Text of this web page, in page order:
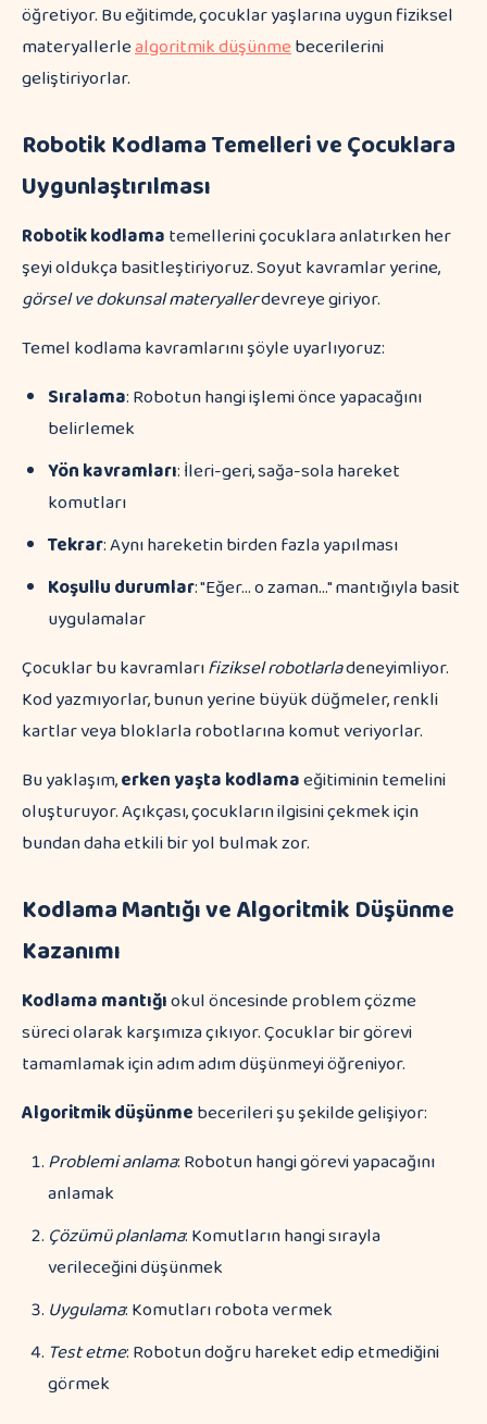
öğretiyor. Bu eğitimde, çocuklar yaşlarına uygun fiziksel
materyallerlealgoritmik düşünmebecerilerini
geliştiriyorlar.
Robotik Kodlama Temelleri ve Çocuklara
Uygunlaştırılması
Robotik kodlamatemellerini çocuklara anlatırken her
şeyi oldukça basitleştiriyoruz. Soyut kavramlar yerine,
görsel ve dokunsal materyallerdevreye giriyor.
Temel kodlama kavramlarını şöyle uyarlıyoruz:
Sıralama: Robotun hangi işlemi önce yapacağını
belirlemek
Yön kavramları: İleri-geri, sağa-sola hareket
komutları
Tekrar: Aynı hareketin birden fazla yapılması
Koşullu durumlar: "Eğer... o zaman..." mantığıyla basit
uygulamalar
Çocuklar bu kavramlarıfiziksel robotlarladeneyimliyor.
Kod yazmıyorlar, bunun yerine büyük düğmeler, renkli
kartlar veya bloklarla robotlarına komut veriyorlar.
Bu yaklaşım,erken yaşta kodlamaeğitiminin temelini
oluşturuyor. Açıkçası, çocukların ilgisini çekmek için
bundan daha etkili bir yol bulmak zor.
Kodlama Mantığı ve Algoritmik Düşünme
Kazanımı
Kodlama mantığıokul öncesinde problem çözme
süreci olarak karşımıza çıkıyor. Çocuklar bir görevi
tamamlamak için adım adım düşünmeyi öğreniyor.
Algoritmik düşünmebecerileri şu şekilde gelişiyor:
Problemi anlama: Robotun hangi görevi yapacağını
anlamak
Çözümü planlama: Komutların hangi sırayla
verileceğini düşünmek
Uygulama: Komutları robota vermek
Test etme: Robotun doğru hareket edip etmediğini
görmek